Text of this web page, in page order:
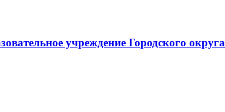
учреждение Городского округа